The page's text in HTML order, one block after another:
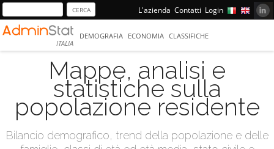
L'azienda Contatti Login
ITALIA
DEMOGRAFIA ECONOMIA CLASSIFICHE
Mappe, analisi e
statistiche sulla
popolazione residente
Bilancio demografico, trend della popolazione e delle